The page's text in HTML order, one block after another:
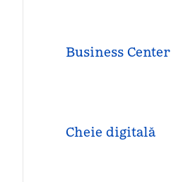
Business Center
Cheie digitală